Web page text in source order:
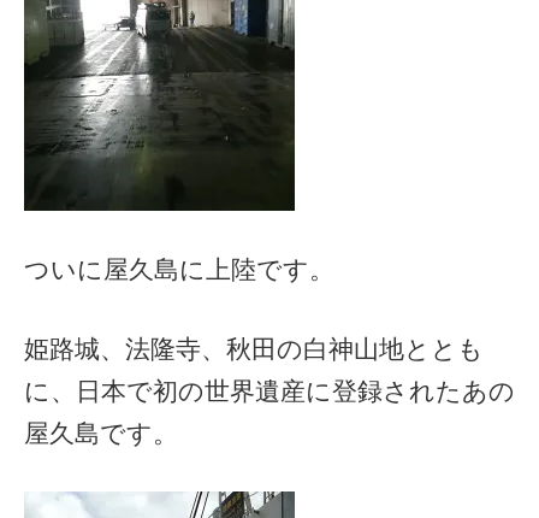
ついに屋久島に上陸です。
姫路城、法隆寺、秋田の白神山地ととも
に、日本で初の世界遺産に登録されたあの
屋久島です。